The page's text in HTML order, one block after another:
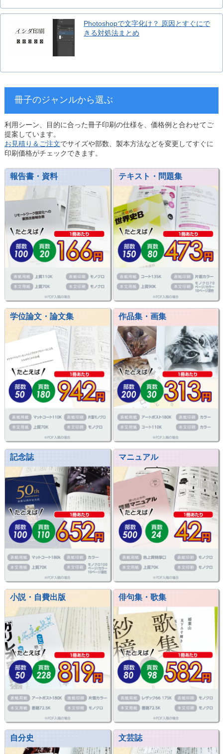
Photoshopで文字化け？ 原因とすぐにで
きる対処法まとめ
冊子のジャンルから選ぶ
利用シーン、目的に合った冊子印刷の仕様を、価格例と合わせてご
提案しています。
お見積り＆ご注文でサイズや部数、製本方法などを変更してすぐに
印刷価格がチェックできます。
報告書・資料 テキスト・問題集
学位論文・論文集 作品集・画集
記念誌 マニュアル
小説・自費出版 俳句集・歌集
自分史 文芸誌